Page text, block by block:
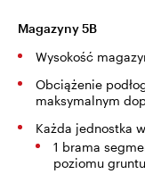
Magazyny 5B
Wysokość
Obciążenie
maksymalnym
Każda jednostka
1 brama
poziomu gruntu